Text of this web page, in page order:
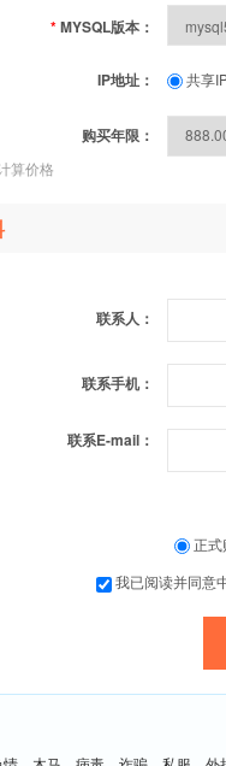
*MYSQL版本：
IP地址： 共享
购买年限：
算价格
联系人：
联系手机：
联系E-mail：
正式
我已阅读并同意